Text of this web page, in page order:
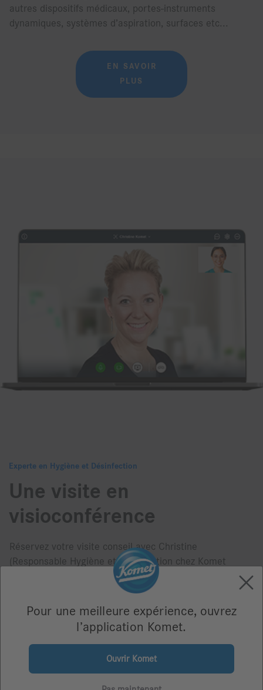
autres dispositifs médicaux, portes-instruments
dynamiques, systèmes d’aspiration, surfaces etc...
EN SAVOIR
PLUS
Experte en Hygiène et Désinfection
Une visite en
visioconférence
Réservez votre visite conseil avec Christine
(Responsable Hygiène et Désinfection chez Komet
France) : elle répondra à toutes vos questions et vous
conseillera sur les meilleures manières d'optimiser
votre quotidien.
RENDEZ-VOUS
Pour une meilleure expérience, ouvrez
l’application Komet.
Ouvrir Komet